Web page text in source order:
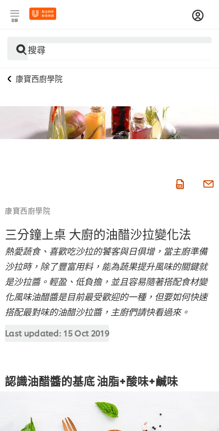
目錄
搜尋
康寶西廚學院
康寶西廚學院
三分鐘上桌 大廚的油醋沙拉變化法
熱愛蔬食、喜歡吃沙拉的饕客與日俱增，當主廚準備
沙拉時，除了豐富用料，能為蔬果提升風味的關鍵就
是沙拉醬。輕盈、低負擔，並且容易隨著搭配食材變
化風味油醋醬是目前最受歡迎的一種，但要如何快速
搭配最對味的油醋沙拉醬，主廚們請快看過來。
Last updated: 15 Oct 2019
認識油醋醬的基底 油脂+酸味+鹹味